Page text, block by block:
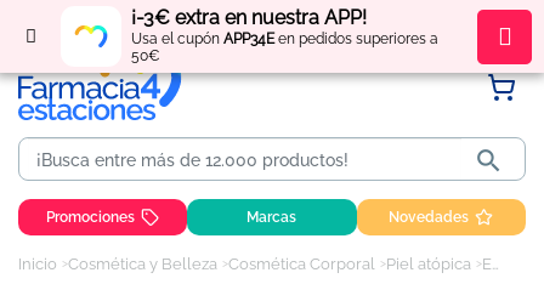
¡-3€ extra en nuestra APP!
Usa el cupón APP34Een pedidos superiores a
50€
Regístratey obténpuntos por tus compras

Promociones Marcas Novedades
Inicio Cosmética y Belleza Cosmética Corporal Piel atópica Emoil Crema, 500 ml